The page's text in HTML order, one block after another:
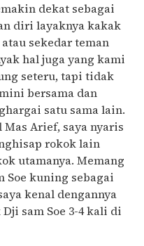
dekat sebagai
diri layaknya kakak
sekedar teman
hal juga yang kami
seteru, tapi tidak
bersama dan
satu sama lain.
Arief, saya nyaris
rokok lain
utamanya. Memang
Soe kuning sebagai
kenal dengannya
sam Soe 3-4 kali di